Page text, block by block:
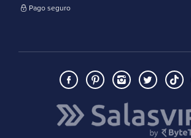
Pago seguro